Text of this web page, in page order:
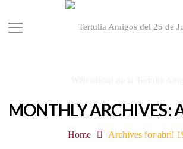
MONTHLY ARCHIVES:
Home Archives for abril